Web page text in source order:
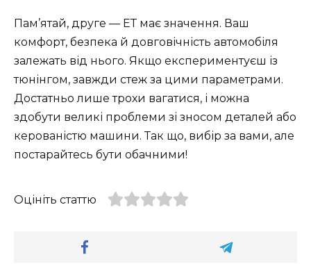
Пам’ятай, друге — ЕТ має значення. Ваш
комфорт, безпека й довговічність автомобіля
залежать від нього. Якщо експериментуєш із
тюнінгом, завжди стеж за цими параметрами.
Достатньо лише трохи вагатися, і можна
здобути великі проблеми зі зносом деталей або
керованістю машини. Так що, вибір за вами, але
постарайтесь бути обачними!
Оцініть статтю